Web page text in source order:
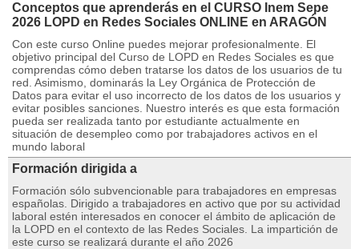
Conceptos que aprenderás en el CURSO Inem Sepe
2026 LOPD en Redes Sociales ONLINE en ARAGÓN
Con este curso Online puedes mejorar profesionalmente. El
objetivo principal del Curso de LOPD en Redes Sociales es que
comprendas cómo deben tratarse los datos de los usuarios de tu
red. Asimismo, dominarás la Ley Orgánica de Protección de
Datos para evitar el uso incorrecto de los datos de los usuarios y
evitar posibles sanciones. Nuestro interés es que esta formación
pueda ser realizada tanto por estudiante actualmente en
situación de desempleo como por trabajadores activos en el
mundo laboral
Formación dirigida a
Formación sólo subvencionable para trabajadores en empresas
españolas. Dirigido a trabajadores en activo que por su actividad
laboral estén interesados en conocer el ámbito de aplicación de
la LOPD en el contexto de las Redes Sociales. La impartición de
este curso se realizará durante el año 2026